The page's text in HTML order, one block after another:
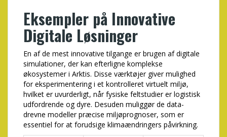
Eksempler på Innovative
Digitale Løsninger
En af de mest innovative tilgange er brugen af digitale
simulationer, der kan efterligne komplekse
økosystemer i Arktis. Disse værktøjer giver mulighed
for eksperimentering i et kontrolleret virtuelt miljø,
hvilket er uvurderligt, når fysiske feltstudier er logistisk
udfordrende og dyre. Desuden muliggør de data-
drevne modeller præcise miljøprognoser, som er
essentiel for at forudsige klimaændringers påvirkning.